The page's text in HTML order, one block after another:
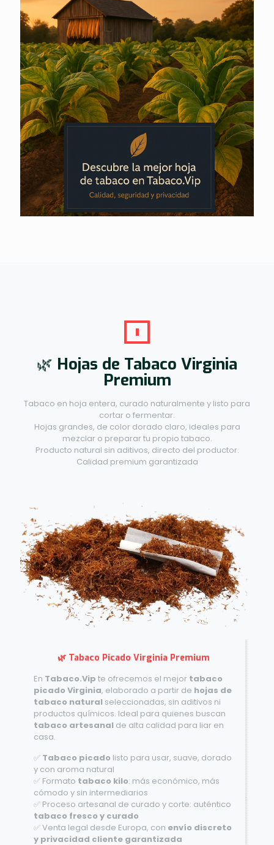
🌿 Hojas de Tabaco Virginia
Premium
Tabaco en hoja entera, curado naturalmente y listo para
cortar o fermentar.
Hojas grandes, de color dorado claro, ideales para
mezclar o preparar tu propio tabaco.
Producto natural sin aditivos, directo del productor.
Calidad premium garantizada
🌿 Tabaco Picado Virginia Premium
En Tabaco.Vip te ofrecemos el mejor tabaco
picado Virginia, elaborado a partir de hojas de
tabaco natural seleccionadas, sin aditivos ni
productos químicos. Ideal para quienes buscan
tabaco artesanal de alta calidad para liar en
casa.
✅ Tabaco picado listo para usar, suave, dorado
y con aroma natural
✅ Formato tabaco kilo: más económico, más
cómodo y sin intermediarios
✅ Proceso artesanal de curado y corte: auténtico
tabaco fresco y curado
✅ Venta legal desde Europa, con envío discreto
y privacidad cliente garantizada